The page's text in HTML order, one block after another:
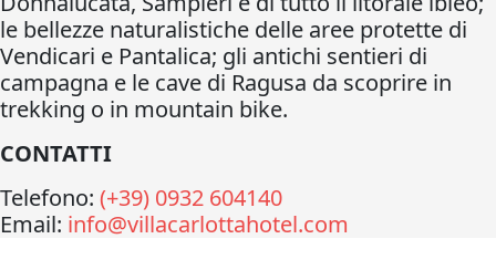
le bellezze naturalistiche delle aree protette di
Vendicari e Pantalica; gli antichi sentieri di
campagna e le cave di Ragusa da scoprire in
trekking o in mountain bike.
CONTATTI
Telefono: (+39) 0932 604140
Email: info@villacarlottahotel.com